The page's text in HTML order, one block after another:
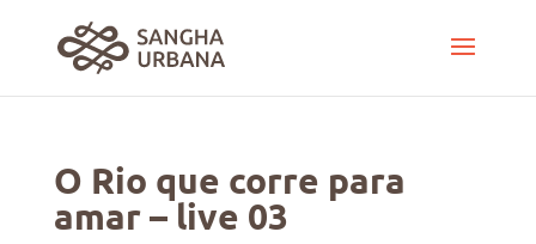
O Rio que corre para
amar – live 03